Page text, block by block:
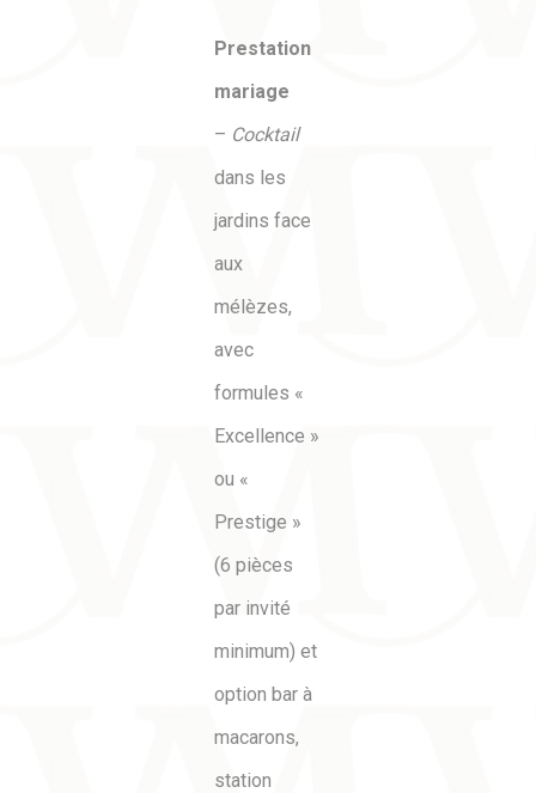
Prestation
mariage
– Cocktail
dans les
jardins face
aux
mélèzes,
avec
formules «
Excellence »
ou «
Prestige »
(6 pièces
par invité
minimum) et
option bar à
macarons,
station